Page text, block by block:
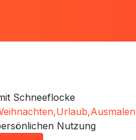
Schneeflocke
Urlaub,Ausmalen
Nutzung